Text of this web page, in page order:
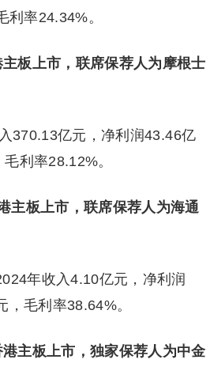
率24.34%。
板上市，联席保荐人为摩根士
370.13亿元，净利润43.46亿
利率28.12%。
主板上市，联席保荐人为海通
年收入4.10亿元，净利润
毛利率38.64%。
主板上市，独家保荐人为中金